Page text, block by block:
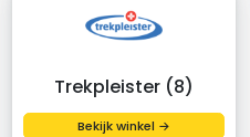
Trekpleister (8)
Bekijk winkel →